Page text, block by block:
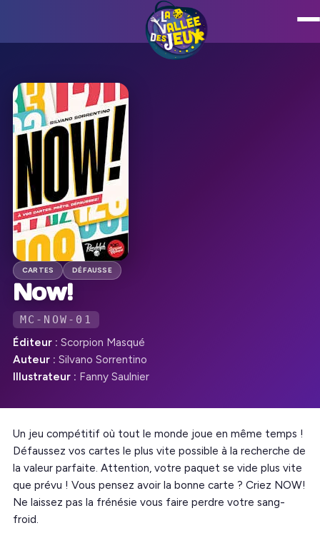
CARTES DÉFAUSSE
Now!
MC-NOW-01
Éditeur : Scorpion Masqué
Auteur : Silvano Sorrentino
Illustrateur : Fanny Saulnier
Un jeu compétitif où tout le monde joue en même temps !
Défaussez vos cartes le plus vite possible à la recherche de
la valeur parfaite. Attention, votre paquet se vide plus vite
que prévu ! Vous pensez avoir la bonne carte ? Criez NOW!
Ne laissez pas la frénésie vous faire perdre votre sang-
froid.